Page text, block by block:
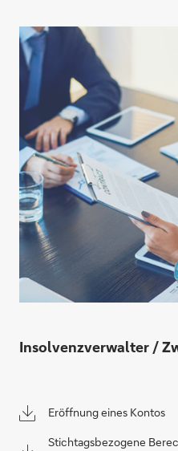
Insolvenzverwalter /
Eröffnung eines Kontos
Stichtagsbezogene